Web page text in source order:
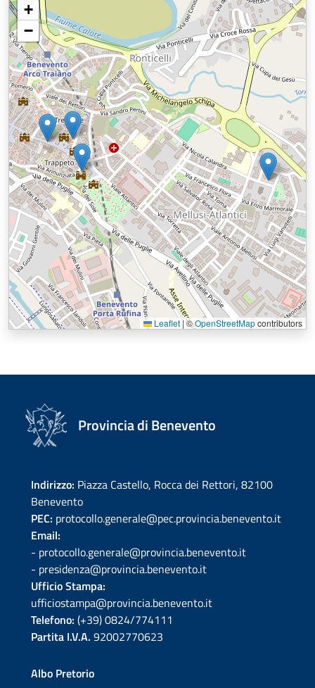
+
−
Leaflet |©OpenStreetMapcontributors
Provincia di Benevento
Indirizzo: Piazza Castello, Rocca dei Rettori, 82100
Benevento
PEC: protocollo.generale@pec.provincia.benevento.it
Email:
- protocollo.generale@provincia.benevento.it
- presidenza@provincia.benevento.it
Ufficio Stampa:
ufficiostampa@provincia.benevento.it
Telefono: (+39) 0824/774111
Partita I.V.A. 92002770623
Albo Pretorio